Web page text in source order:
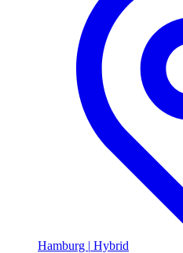
Hamburg | Hybrid